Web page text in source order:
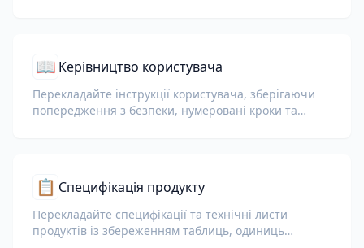
📖 Керівництво користувача
Перекладайте інструкції користувача, зберігаючи
попередження з безпеки, нумеровані кроки та
📋 Специфікація продукту
Перекладайте специфікації та технічні листи
продуктів із збереженням таблиць, одиниць